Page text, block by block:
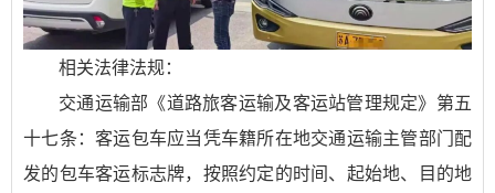
相关法律法规：
交通运输部《道路旅客运输及客运站管理规定》第五
十七条：客运包车应当凭车籍所在地交通运输主管部门配
发的包车客运标志牌，按照约定的时间、起始地、目的地